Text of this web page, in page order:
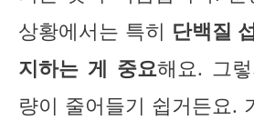
상황에서는 특히 단백질
지하는 게 중요해요. 그
량이 줄어들기 쉽거든요.